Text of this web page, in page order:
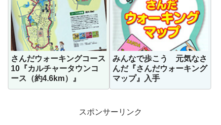
さんだウォーキングコース
10『カルチャータウンコ
ース（約4.6km）』
みんなで歩こう 元気なさ
んだ『さんだウォーキング
マップ』入手
スポンサーリンク